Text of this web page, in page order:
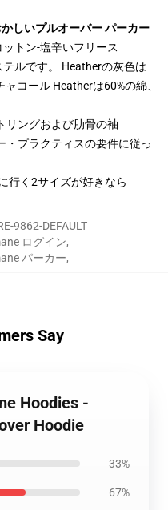
しいプルオーバー パーカー
トン-塩辛いフリース
ルです。 Heatherの灰色は
コール Heatherは60%の綿、
リングおよび肋骨の袖
・プラクティスの要件に従っ
行く2サイズが好きなら
9862-DEFAULT
ログイン,
パーカー,
Say
Hoodies -
Hoodie
33%
67%